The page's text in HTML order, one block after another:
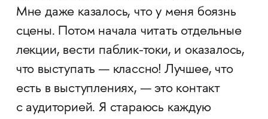
Мне даже казалось, что у меня боязнь
сцены. Потом начала читать отдельные
лекции, вести паблик-токи, и оказалось,
что выступать — классно! Лучшее, что
есть в выступлениях, — это контакт
с аудиторией. Я стараюсь каждую